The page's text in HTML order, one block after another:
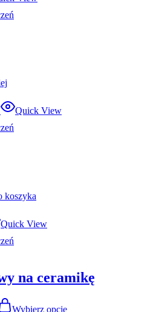
Quick View
koszyka
Quick View
na ceramikę
Wybierz opcje